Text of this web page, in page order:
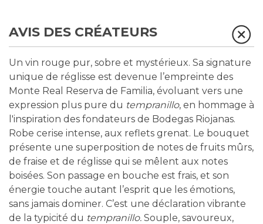
AVIS DES CRÉATEURS
Un vin rouge pur, sobre et mystérieux. Sa signature
unique de réglisse est devenue l’empreinte des
Monte Real Reserva de Familia, évoluant vers une
expression plus pure du tempranillo, en hommage à
l'inspiration des fondateurs de Bodegas Riojanas.
Robe cerise intense, aux reflets grenat. Le bouquet
présente une superposition de notes de fruits mûrs,
de fraise et de réglisse qui se mêlent aux notes
boisées. Son passage en bouche est frais, et son
énergie touche autant l’esprit que les émotions,
sans jamais dominer. C’est une déclaration vibrante
de la typicité du tempranillo. Souple, savoureux,